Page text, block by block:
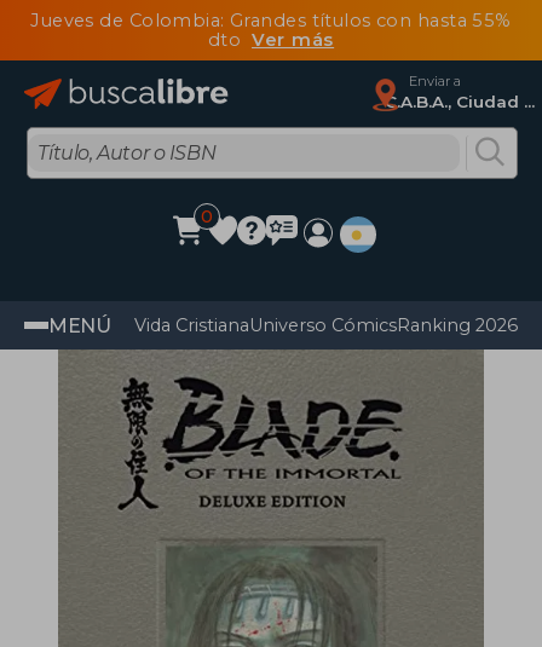
Jueves de Colombia: Grandes títulos con hasta 55%
dtoVer más
Enviar a
C.A.B.A., Ciudad Autónoma De Buenos Aires
0
MENÚ Vida CristianaUniverso CómicsRanking 2026